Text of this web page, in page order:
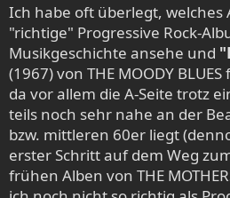
Ich habe oft überlegt, welches
"richtige" Progressive Rock-
Musikgeschichte ansehe und
(1967) von THE MOODY
da vor allem die A-Seite trotz
teils noch sehr nahe an der
bzw. mittleren 60er liegt
erster Schritt auf dem Weg
frühen Alben von THE